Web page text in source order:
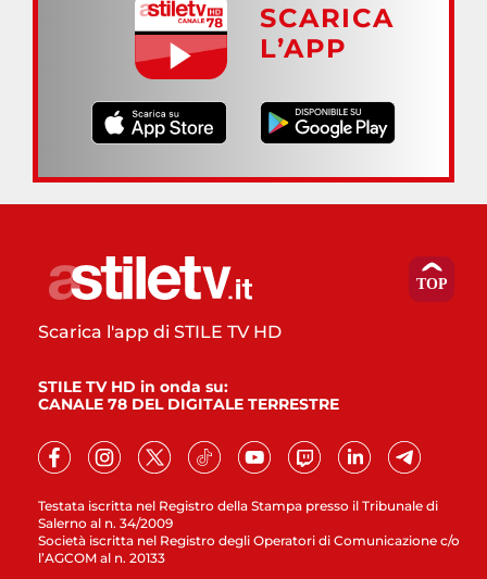
SCARICA
L’APP
Testata iscritta nel Registro della Stampa presso il Tribunale di
Salerno al n. 34/2009
Società iscritta nel Registro degli Operatori di Comunicazione c/o
l’AGCOM al n. 20133
Scarica l'app di STILE TV HD
STILE TV HD in onda su:
CANALE 78 DEL DIGITALE TERRESTRE